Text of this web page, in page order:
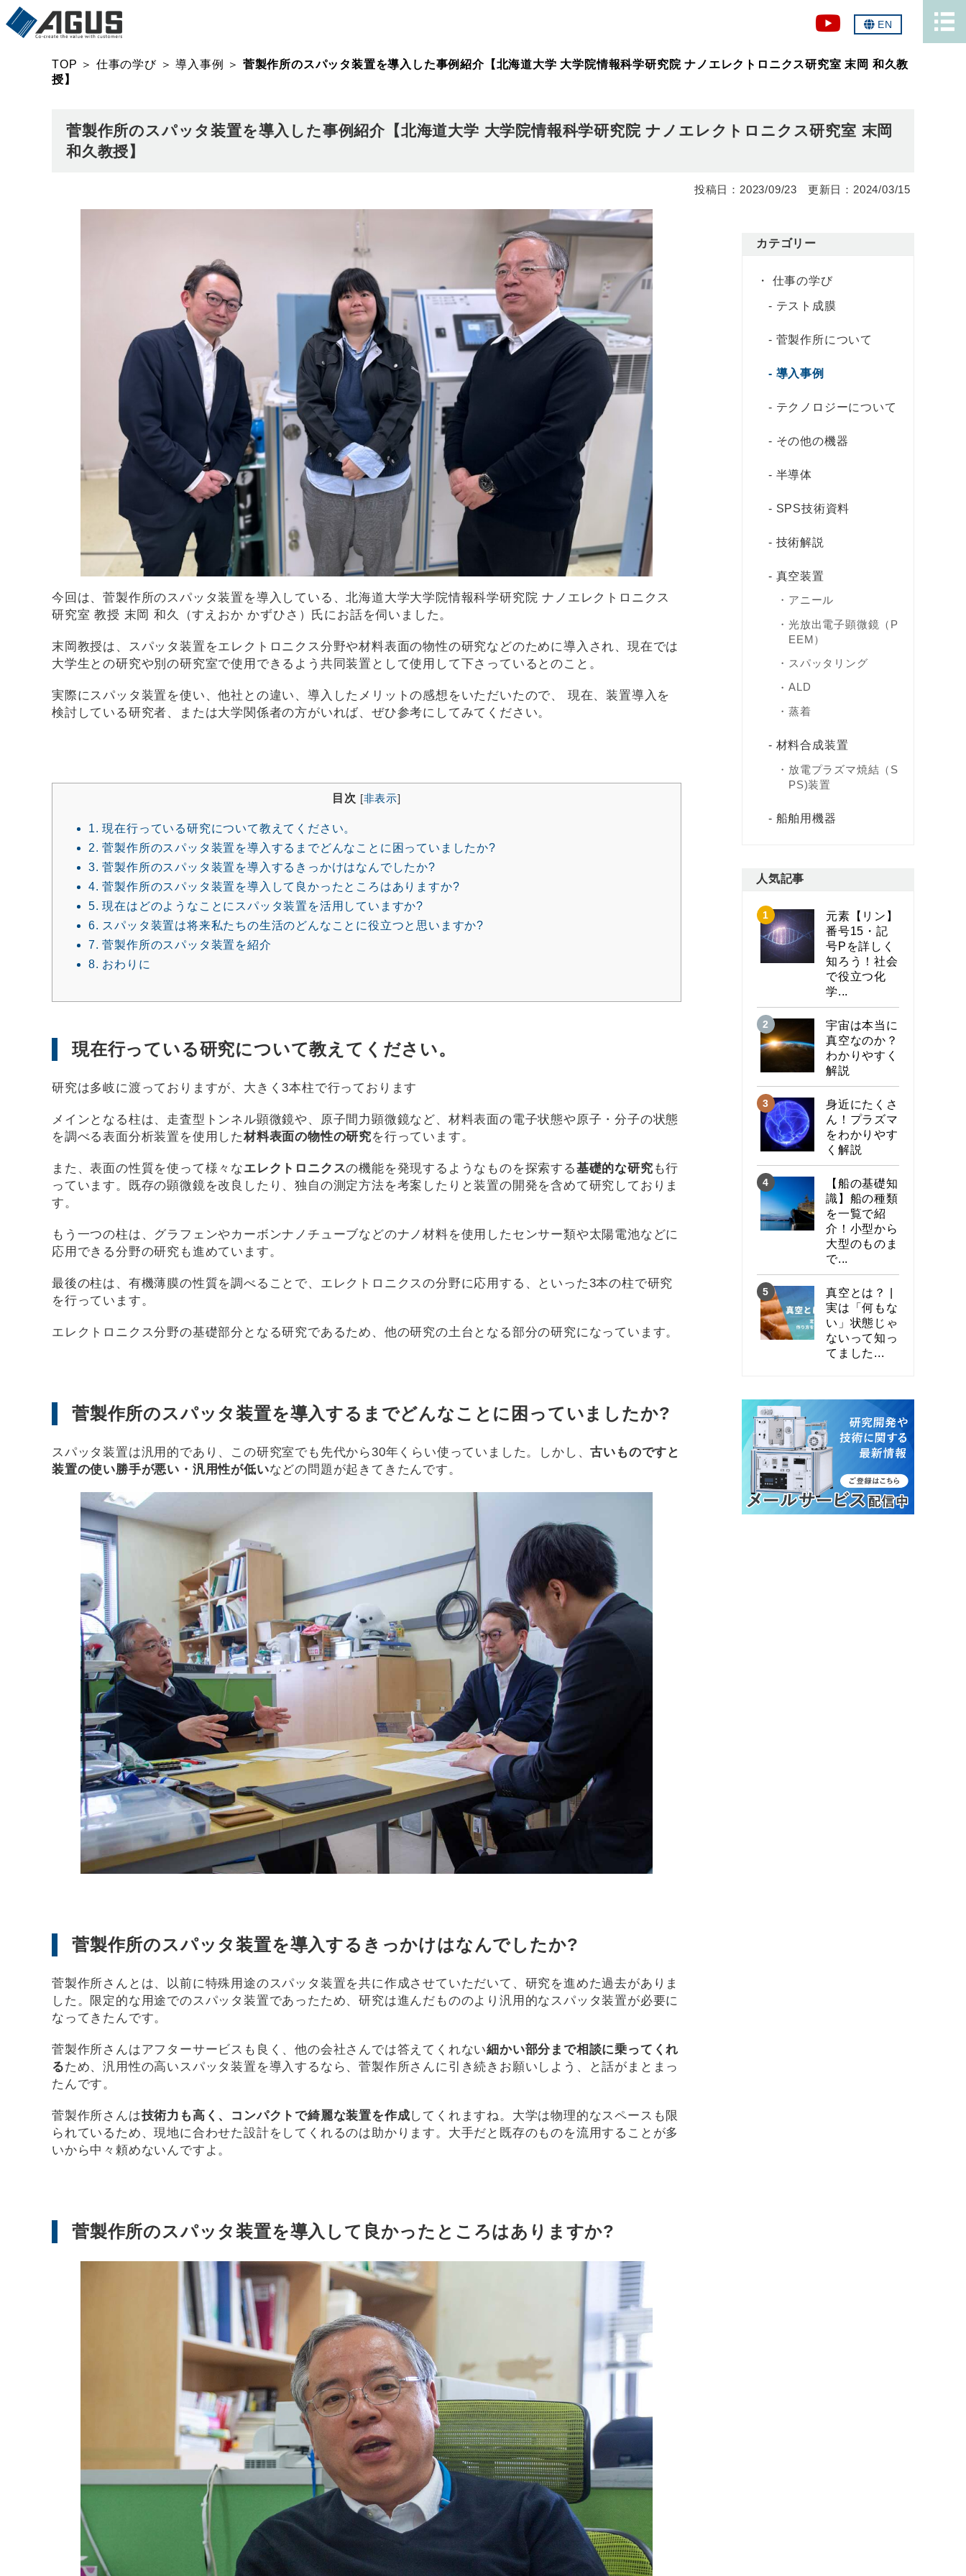
EN
TOP ＞ 仕事の学び＞導入事例 ＞ 菅製作所のスパッタ装置を導入した事例紹介【北海道大学 大学院情報科学研究院 ナノエレクトロニクス研究室 末岡 和久教
授】
菅製作所のスパッタ装置を導入した事例紹介【北海道大学 大学院情報科学研究院 ナノエレクトロニクス研究室 末岡
和久教授】
2023/09/23 2024/03/15
今回は、菅製作所のスパッタ装置を導入している、北海道大学大学院情報科学研究院 ナノエレクトロニクス
研究室 教授 末岡 和久（すえおか かずひさ）氏にお話を伺いました。
末岡教授は、スパッタ装置をエレクトロニクス分野や材料表面の物性の研究などのために導入され、現在では
大学生との研究や別の研究室で使用できるよう共同装置として使用して下さっているとのこと。
実際にスパッタ装置を使い、他社との違い、導入したメリットの感想をいただいたので、 現在、装置導入を
検討している研究者、または大学関係者の方がいれば、ぜひ参考にしてみてください。
目次 [非表示]
1. 現在行っている研究について教えてください。
2. 菅製作所のスパッタ装置を導入するまでどんなことに困っていましたか?
3. 菅製作所のスパッタ装置を導入するきっかけはなんでしたか?
4. 菅製作所のスパッタ装置を導入して良かったところはありますか?
5. 現在はどのようなことにスパッタ装置を活用していますか?
6. スパッタ装置は将来私たちの生活のどんなことに役立つと思いますか?
7. 菅製作所のスパッタ装置を紹介
8. おわりに
現在行っている研究について教えてください。
研究は多岐に渡っておりますが、大きく3本柱で行っております
メインとなる柱は、走査型トンネル顕微鏡や、原子間力顕微鏡など、材料表面の電子状態や原子・分子の状態
を調べる表面分析装置を使用した材料表面の物性の研究を行っています。
また、表面の性質を使って様々なエレクトロニクスの機能を発現するようなものを探索する基礎的な研究 も行
っています。既存の顕微鏡を改良したり、独自の測定方法を考案したりと装置の開発を含めて研究しておりま
す。
もう一つの柱は、グラフェンやカーボンナノチューブなどのナノ材料を使用したセンサー類や太陽電池などに
応用できる分野の研究も進めています。
最後の柱は、有機薄膜の性質を調べることで、エレクトロニクスの分野に応用する、といった3本の柱で研究
を行っています。
エレクトロニクス分野の基礎部分となる研究であるため、他の研究の土台となる部分の研究になっています。
菅製作所のスパッタ装置を導入するまでどんなことに困っていましたか?
スパッタ装置は汎用的であり、この研究室でも先代から30年くらい使っていました。しかし、古いものですと
装置の使い勝手が悪い・汎用性が低いなどの問題が起きてきたんです。
菅製作所のスパッタ装置を導入するきっかけはなんでしたか?
菅製作所さんとは、以前に特殊用途のスパッタ装置を共に作成させていただいて、研究を進めた過去がありま
した。限定的な用途でのスパッタ装置であったため、研究は進んだもののより汎用的なスパッタ装置が必要に
なってきたんです。
菅製作所さんはアフターサービスも良く、他の会社さんでは答えてくれない細かい部分まで相談に乗ってくれ
るため、汎用性の高いスパッタ装置を導入するなら、菅製作所さんに引き続きお願いしよう、と話がまとまっ
たんです。
菅製作所さんは技術力も高く、コンパクトで綺麗な装置を作成してくれますね。大学は物理的なスペースも限
られているため、現地に合わせた設計をしてくれるのは助かります。大手だと既存のものを流用することが多
いから中々頼めないんですよ。
菅製作所のスパッタ装置を導入して良かったところはありますか?
カテゴリー
仕事の学び
テスト成膜
菅製作所について
導入事例
テクノロジーについて
その他の機器
半導体
SPS技術資料
技術解説
真空装置
アニール
光放出電子顕微鏡（P
EEM）
スパッタリング
ALD
蒸着
材料合成装置
放電プラズマ焼結（S
PS)装置
船舶用機器
人気記事
元素【リン】
番号15・記
号Pを詳しく
知ろう！社会
で役立つ化
学...
宇宙は本当に
真空なのか？
わかりやすく
解説
身近にたくさ
ん！プラズマ
をわかりやす
く解説
【船の基礎知
識】船の種類
を一覧で紹
介！小型から
大型のものま
で...
真空とは？ |
実は「何もな
い」状態じゃ
ないって知っ
てました...